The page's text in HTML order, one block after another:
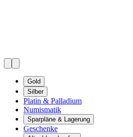
Gold
Silber
Platin & Palladium
Numismatik
Sparpläne & Lagerung
Geschenke